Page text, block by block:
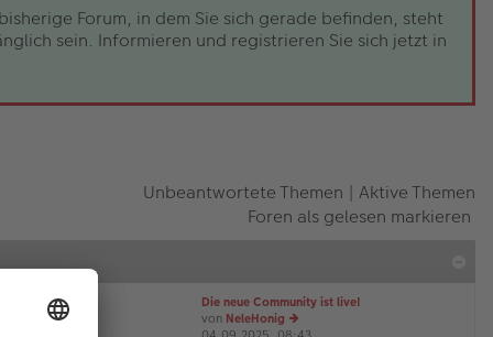
Forum, in dem Sie sich gerade befinden, steht
sein. Informieren und registrieren Sie sich jetzt in
Unbeantwortete Themen | Aktive Themen
Foren als gelesen markieren
Die neue Community ist live!
von NeleHonig